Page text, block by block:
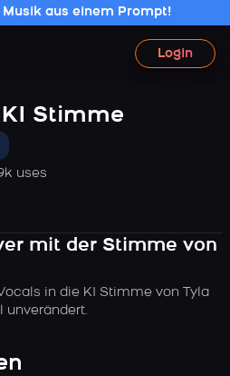
Musik aus einem Prompt!
Login
Stimme
uses
mit der Stimme von
in die KI Stimme von Tyla
unverändert.